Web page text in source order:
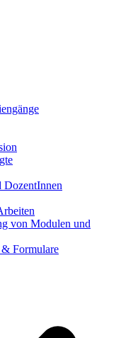
DozentInnen
von Modulen und
Formulare